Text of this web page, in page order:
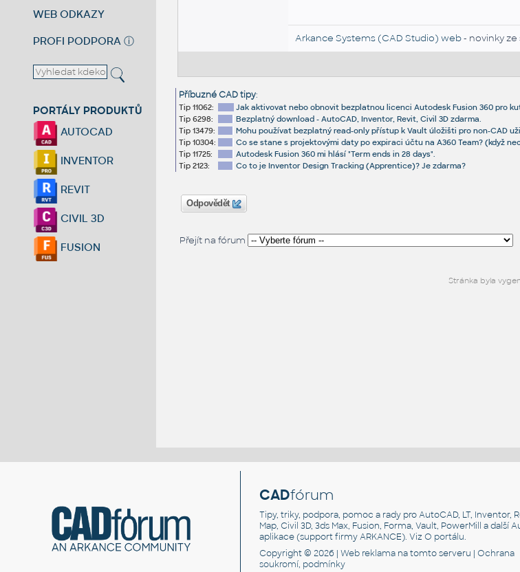
WEB ODKAZY
PROFI PODPORA ⓘ
PORTÁLY PRODUKTŮ
AUTOCAD
INVENTOR
REVIT
CIVIL 3D
FUSION
Arkance Systems (CAD Studio) web- novinky ze
Příbuzné CAD tipy:
Tip 11062:
Jak aktivovat nebo obnovit bezplatnou licenci Autodesk Fusion 360 pro
Tip 6298:
Bezplatný download - AutoCAD, Inventor, Revit, Civil 3D zdarma.
Tip 13479:
Mohu používat bezplatný read-only přístup k Vault úložišti pro non-CAD
Tip 10304:
Co se stane s projektovými daty po expiraci účtu na A360 Team? (když
Tip 11725:
Autodesk Fusion 360 mi hlásí "Term ends in 28 days".
Tip 2123:
Co to je Inventor Design Tracking (Apprentice)? Je zdarma?
Odpovědět
Přejít na fórum
Stránka byla
CADfórum
Tipy, triky, podpora, pomoc a rady pro AutoCAD, LT, Inventor,
Map, Civil 3D, 3ds Max, Fusion, Forma, Vault, PowerMill a další
aplikace (support firmy ARKANCE). VizO portálu.
Copyright © 2026 |Web reklama na tomto serveru |Ochrana
soukromí, podmínky